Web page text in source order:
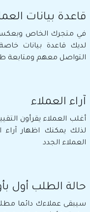
قاعدة بيانات
في متجرك الخاص
لديك قاعدة بيانات
التواصل معهم ومتابعة
آراء العملاء
أغلب العملاء يقرأون
لذلك يمكنك اظهار
العملاء الجدد
حالة الطلب أول
سيبقى عملاءك دائما